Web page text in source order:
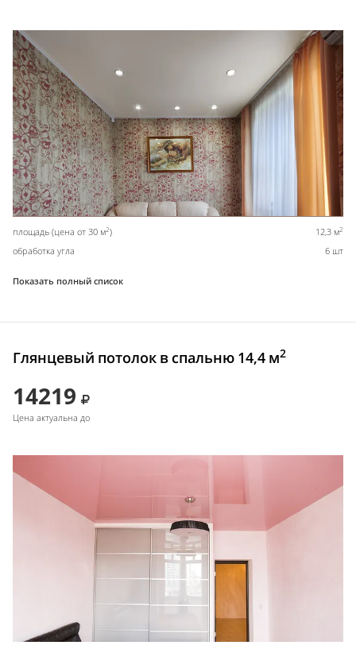
площадь (цена от 30 м2) 12,3 м2
обработка угла 6 шт
Показать полный список
Глянцевый потолок в спальню 14,4 м2
14219
Цена актуальна до